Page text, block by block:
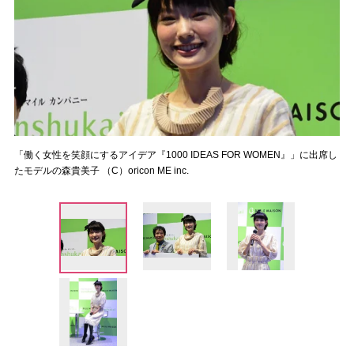
「働く女性を笑顔にするアイデア『1000 IDEAS FOR WOMEN』」に出席し
たモデルの森貴美子 （C）oricon ME inc.